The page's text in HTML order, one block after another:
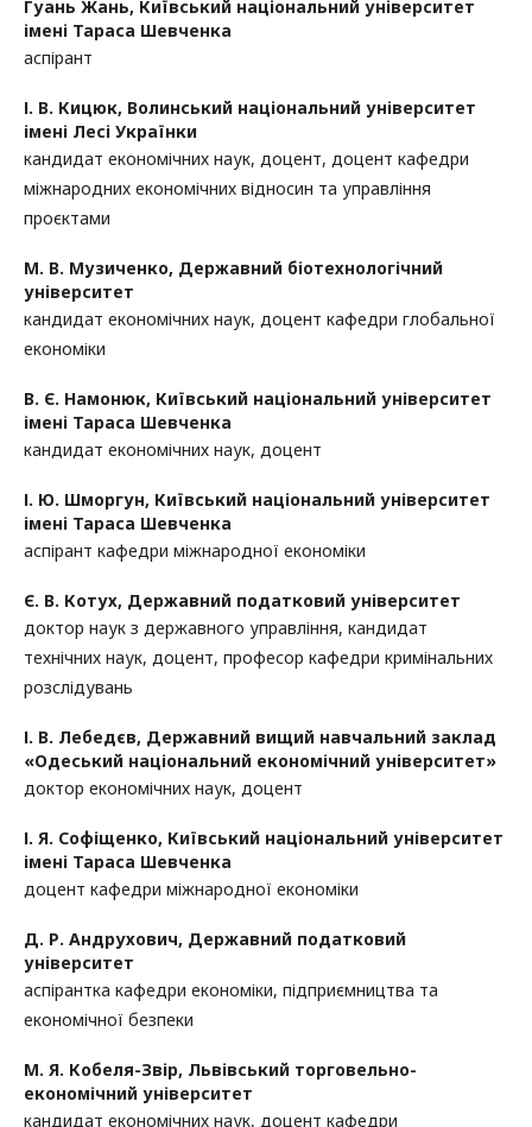
Гуань Жань, Київський національний університет
імені Тараса Шевченка
аспірант
І. В. Кицюк, Волинський національний університет
імені Лесі Українки
кандидат економічних наук, доцент, доцент кафедри
міжнародних економічних відносин та управління
проєктами
М. В. Музиченко, Державний біотехнологічний
університет
кандидат економічних наук, доцент кафедри глобальної
економіки
В. Є. Намонюк, Київський національний університет
імені Тараса Шевченка
кандидат економічних наук, доцент
І. Ю. Шморгун, Київський національний університет
імені Тараса Шевченка
аспірант кафедри міжнародної економіки
Є. В. Котух, Державний податковий університет
доктор наук з державного управління, кандидат
технічних наук, доцент, професор кафедри кримінальних
розслідувань
І. В. Лебедєв, Державний вищий навчальний заклад
«Одеський національний економічний університет»
доктор економічних наук, доцент
І. Я. Софіщенко, Київський національний університет
імені Тараса Шевченка
доцент кафедри міжнародної економіки
Д. Р. Андрухович, Державний податковий
університет
аспірантка кафедри економіки, підприємництва та
економічної безпеки
М. Я. Кобеля-Звір, Львівський торговельно-
економічний університет
кандидат економічних наук, доцент кафедри